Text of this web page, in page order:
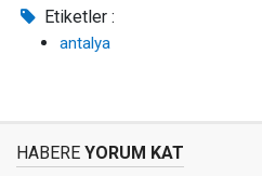
Etiketler :
antalya
HABERE YORUM KAT